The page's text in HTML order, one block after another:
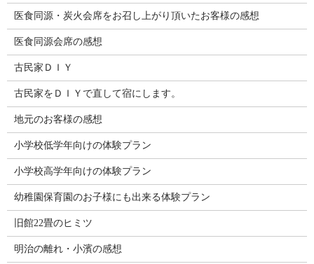
医食同源・炭火会席をお召し上がり頂いたお客様の感想
医食同源会席の感想
古民家ＤＩＹ
古民家をＤＩＹで直して宿にします。
地元のお客様の感想
小学校低学年向けの体験プラン
小学校高学年向けの体験プラン
幼稚園保育園のお子様にも出来る体験プラン
旧館22畳のヒミツ
明治の離れ・小濱の感想